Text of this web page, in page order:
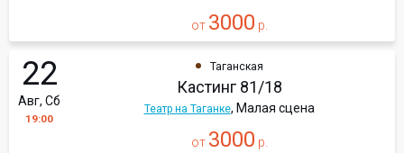
от 3000 р.
22
Авг, Сб
19:00
Таганская
Кастинг 81/18
Театр на Таганке, Малая сцена
от 3000 р.